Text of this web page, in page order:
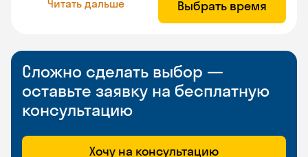
Читать дальше Выбрать время
Сложно сделать выбор —
оставьте заявку на бесплатную
консультацию
Хочу на консультацию